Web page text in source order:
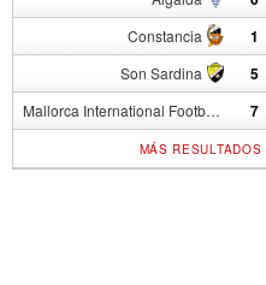
Constancia 1
Son Sardina 5
Mallorca International Football Club del S.p. 7
MÁS RESULTADOS